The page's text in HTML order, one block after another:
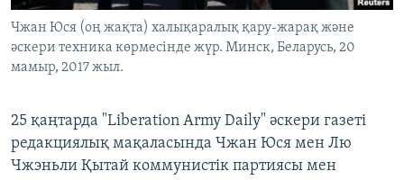
Чжан Юся (оң жақта) халықаралық қару-жарақ және
әскери техника көрмесінде жүр. Минск, Беларусь, 20
мамыр, 2017 жыл.
25 қаңтарда "Liberation Army Daily" әскери газеті
редакциялық мақаласында Чжан Юся мен Лю
Чжэньли Қытай коммунистік партиясы мен